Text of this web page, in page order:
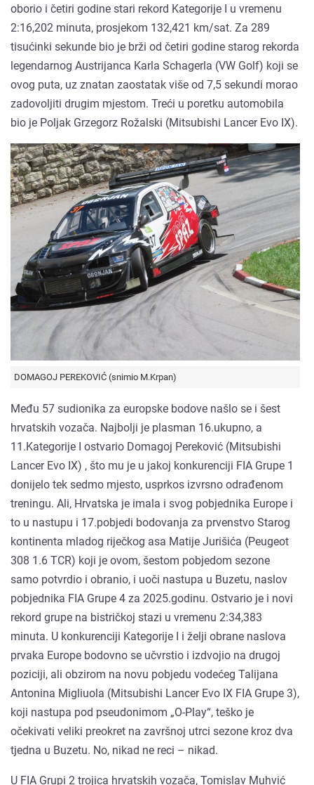
oborio i četiri godine stari rekord Kategorije I u vremenu
2:16,202 minuta, prosjekom 132,421 km/sat. Za 289
tisućinki sekunde bio je brži od četiri godine starog rekorda
legendarnog Austrijanca Karla Schagerla (VW Golf) koji se
ovog puta, uz znatan zaostatak više od 7,5 sekundi morao
zadovoljiti drugim mjestom. Treći u poretku automobila
bio je Poljak Grzegorz Rožalski (Mitsubishi Lancer Evo IX).
DOMAGOJ PEREKOVIĆ (snimio M.Krpan)
Među 57 sudionika za europske bodove našlo se i šest
hrvatskih vozača. Najbolji je plasman 16.ukupno, a
11.Kategorije I ostvario Domagoj Pereković (Mitsubishi
Lancer Evo IX) , što mu je u jakoj konkurenciji FIA Grupe 1
donijelo tek sedmo mjesto, usprkos izvrsno odrađenom
treningu. Ali, Hrvatska je imala i svog pobjednika Europe i
to u nastupu i 17.pobjedi bodovanja za prvenstvo Starog
kontinenta mladog riječkog asa Matije Jurišića (Peugeot
308 1.6 TCR) koji je ovom, šestom pobjedom sezone
samo potvrdio i obranio, i uoči nastupa u Buzetu, naslov
pobjednika FIA Grupe 4 za 2025.godinu. Ostvario je i novi
rekord grupe na bistričkoj stazi u vremenu 2:34,383
minuta. U konkurenciji Kategorije I i želji obrane naslova
prvaka Europe bodovno se učvrstio i izdvojio na drugoj
poziciji, ali obzirom na novu pobjedu vodećeg Talijana
Antonina Migliuola (Mitsubishi Lancer Evo IX FIA Grupe 3),
koji nastupa pod pseudonimom „O-Play“, teško je
očekivati veliki preokret na završnoj utrci sezone kroz dva
tjedna u Buzetu. No, nikad ne reci – nikad.
U FIA Grupi 2 trojica hrvatskih vozača, Tomislav Muhvić